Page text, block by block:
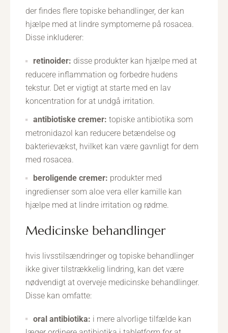
der findes flere topiske behandlinger, der kan
hjælpe med at lindre symptomerne på rosacea.
Disse inkluderer:
retinoider: disse produkter kan hjælpe med at
reducere inflammation og forbedre hudens
tekstur. Det er vigtigt at starte med en lav
koncentration for at undgå irritation.
antibiotiske cremer: topiske antibiotika som
metronidazol kan reducere betændelse og
bakterievækst, hvilket kan være gavnligt for dem
med rosacea.
beroligende cremer: produkter med
ingredienser som aloe vera eller kamille kan
hjælpe med at lindre irritation og rødme.
medicinske behandlinger
hvis livsstilsændringer og topiske behandlinger
ikke giver tilstrækkelig lindring, kan det være
nødvendigt at overveje medicinske behandlinger.
Disse kan omfatte:
oral antibiotika: i mere alvorlige tilfælde kan